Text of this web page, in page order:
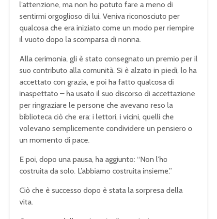
l’attenzione, ma non ho potuto fare a meno di
sentirmi orgoglioso di lui. Veniva riconosciuto per
qualcosa che era iniziato come un modo per riempire
il vuoto dopo la scomparsa di nonna.
Alla cerimonia, gli è stato consegnato un premio per il
suo contributo alla comunità. Si è alzato in piedi, lo ha
accettato con grazia, e poi ha fatto qualcosa di
inaspettato – ha usato il suo discorso di accettazione
per ringraziare le persone che avevano reso la
biblioteca ciò che era: i lettori, i vicini, quelli che
volevano semplicemente condividere un pensiero o
un momento di pace.
E poi, dopo una pausa, ha aggiunto: “Non l’ho
costruita da solo. L’abbiamo costruita insieme.”
Ciò che è successo dopo è stata la sorpresa della
vita.